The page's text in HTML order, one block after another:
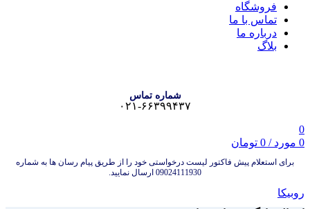
فروشگاه
تماس با ما
درباره ما
بلاگ
شماره تماس
۰۲۱-۶۶۳۹۹۴۳۷
0
0 مورد /
0 تومان
برای استعلام پیش فاکتور لیست درخواستی خود را از طریق پیام رسان ها به شماره
09024111930 ارسال نمایید.
روبیکا